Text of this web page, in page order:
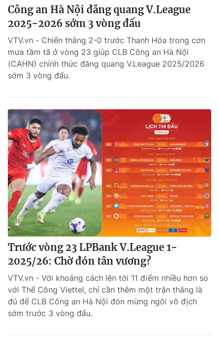
Công an Hà Nội đăng quang V.League
2025-2026 sớm 3 vòng đấu
VTV.vn - Chiến thắng 2-0 trước Thanh Hóa trong cơn
mưa tầm tã ở vòng 23 giúp CLB Công an Hà Nội
(CAHN) chính thức đăng quang V.League 2025/2026
sớm 3 vòng đấu.
Trước vòng 23 LPBank V.League 1-
2025/26: Chờ đón tân vương?
VTV.vn - Với khoảng cách lên tới 11 điểm nhiều hơn so
với Thể Công Viettel, chỉ cần thêm một trận thắng là
đủ để CLB Công an Hà Nội đón mừng ngôi vô địch
sớm trước 3 vòng đấu.